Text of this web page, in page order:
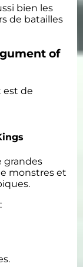
bien les
de batailles
of
est de
grandes
monstres et